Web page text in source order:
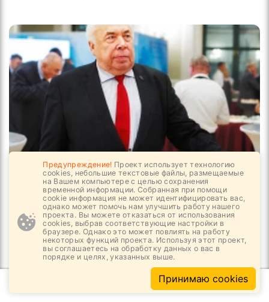
5 712
05.08, 07:11
Решит ли госкорпорация больной вопрос?
Предупреждение! Проект использует технологию
cookies, небольшие текстовые файлы, размещаемые
на Вашем компьютере с целью сохранения
временной информации. Собранная при помощи
cookie информация не может идентифицировать вас,
однако может помочь нам улучшить работу нашего
проекта. Вы можете отказаться от использования
cookies, выбрав соответствующие настройки в
браузере. Однако это может повлиять на работу
некоторых функций проекта. Используя этот проект,
вы соглашаетесь на обработку данных о вас в
порядке и целях, указанных выше.
Принимаю cookies